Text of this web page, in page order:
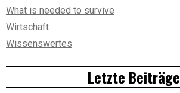
What is needed to survive
Wirtschaft
Wissenswertes
Letzte Beiträge